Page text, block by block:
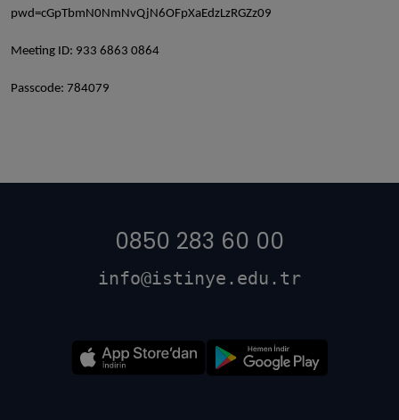
pwd=cGpTbmN0NmNvQjN6OFpXaEdzLzRGZz09
Meeting ID: 933 6863 0864
Passcode: 784079
0850 283 60 00
info@istinye.edu.tr